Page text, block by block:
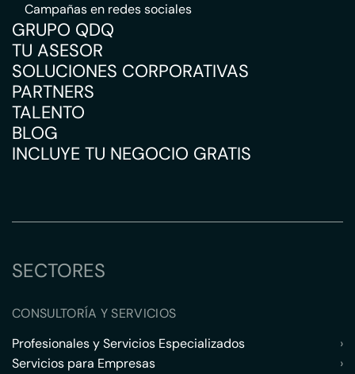
Campañas en redes sociales
GRUPO QDQ
TU ASESOR
SOLUCIONES CORPORATIVAS
PARTNERS
TALENTO
BLOG
INCLUYE TU NEGOCIO GRATIS
SECTORES
CONSULTORÍA Y SERVICIOS
Profesionales y Servicios Especializados
›
Servicios para Empresas
›